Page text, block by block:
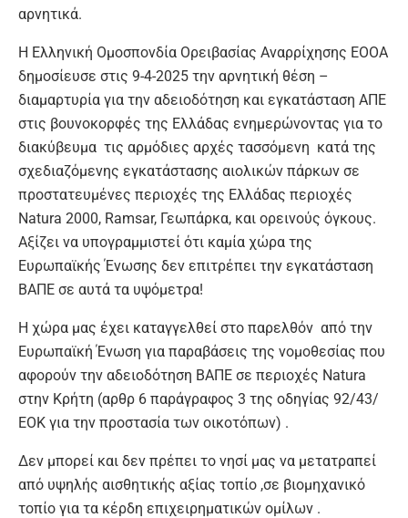
αρνητικά.
Η Ελληνική Ομοσπονδία Ορειβασίας Αναρρίχησης ΕΟΟΑ
δημοσίευσε στις 9-4-2025 την αρνητική θέση –
διαμαρτυρία για την αδειοδότηση και εγκατάσταση ΑΠΕ
στις βουνοκορφές της Ελλάδας ενημερώνοντας για το
διακύβευμα τις αρμόδιες αρχές τασσόμενη κατά της
σχεδιαζόμενης εγκατάστασης αιολικών πάρκων σε
προστατευμένες περιοχές της Ελλάδας περιοχές
Νatura 2000, Ramsar, Γεωπάρκα, και ορεινούς όγκους.
Αξίζει να υπογραμμιστεί ότι καμία χώρα της
Ευρωπαϊκής Ένωσης δεν επιτρέπει την εγκατάσταση
ΒΑΠΕ σε αυτά τα υψόμετρα!
Η χώρα μας έχει καταγγελθεί στο παρελθόν από την
Ευρωπαϊκή Ένωση για παραβάσεις της νομοθεσίας που
αφορούν την αδειοδότηση ΒΑΠΕ σε περιοχές Νatura
στην Κρήτη (αρθρ 6 παράγραφος 3 της οδηγίας 92/43/
ΕΟΚ για την προστασία των οικοτόπων) .
Δεν μπορεί και δεν πρέπει το νησί μας να μετατραπεί
από υψηλής αισθητικής αξίας τοπίο ,σε βιομηχανικό
τοπίο για τα κέρδη επιχειρηματικών ομίλων .